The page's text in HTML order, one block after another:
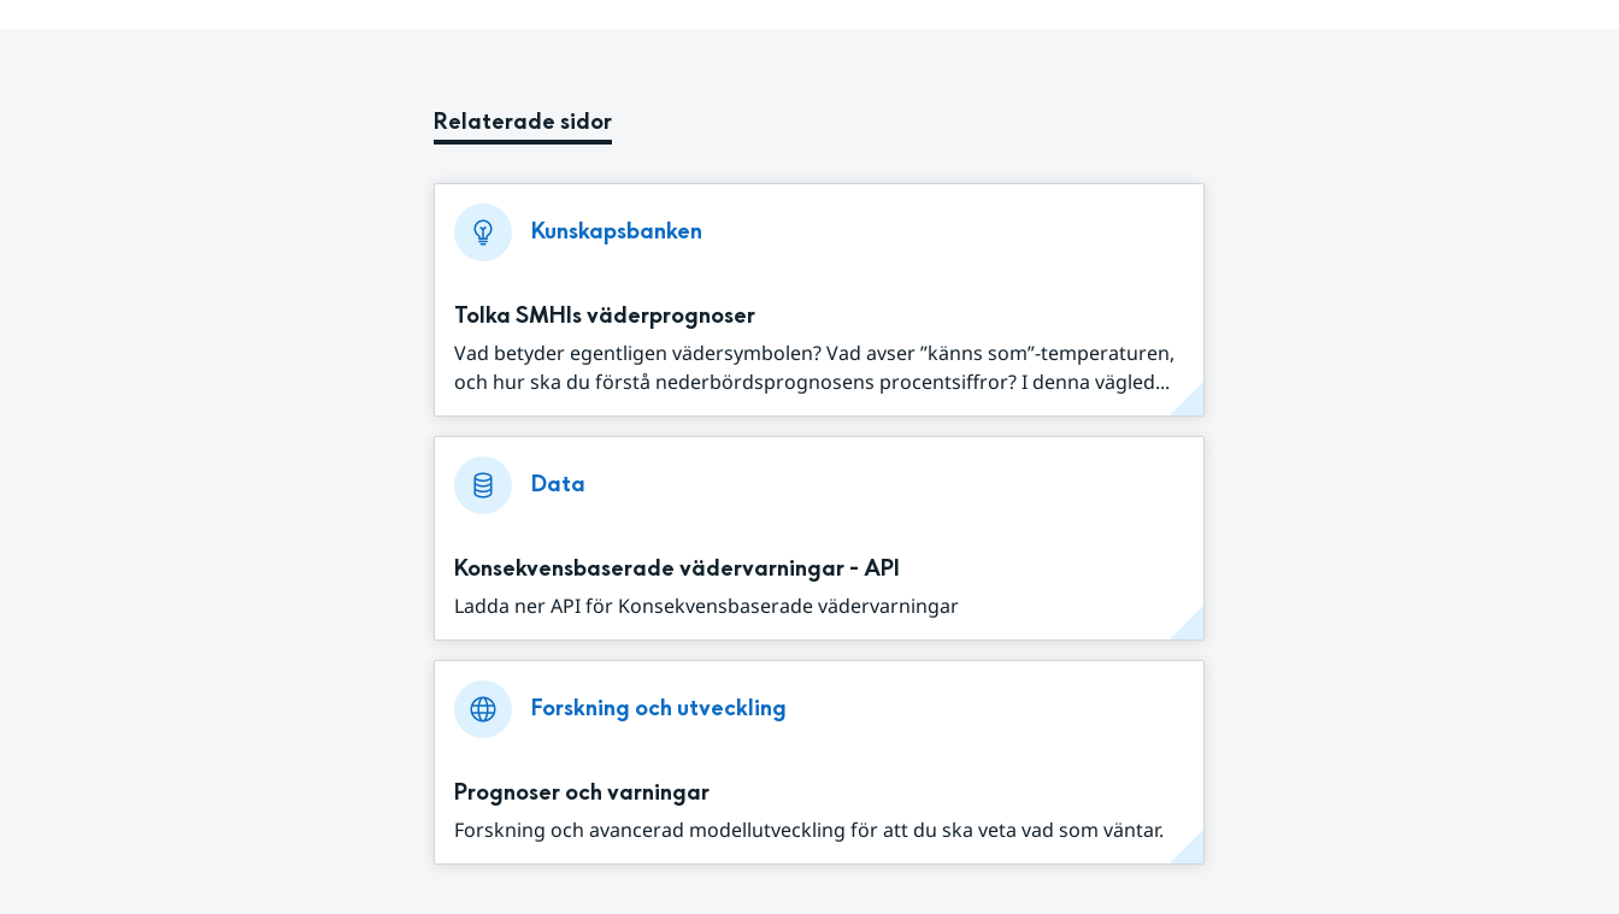
Relaterade sidor
Kunskapsbanken
Tolka SMHIs väderprognoser
Vad betyder egentligen vädersymbolen? Vad avser ”känns som”-temperaturen,
och hur ska du förstå nederbördsprognosens procentsiffror? I denna vägled...
Data
Konsekvensbaserade vädervarningar - API
Ladda ner API för Konsekvensbaserade vädervarningar
Forskning och utveckling
Prognoser och varningar
Forskning och avancerad modellutveckling för att du ska veta vad som väntar.